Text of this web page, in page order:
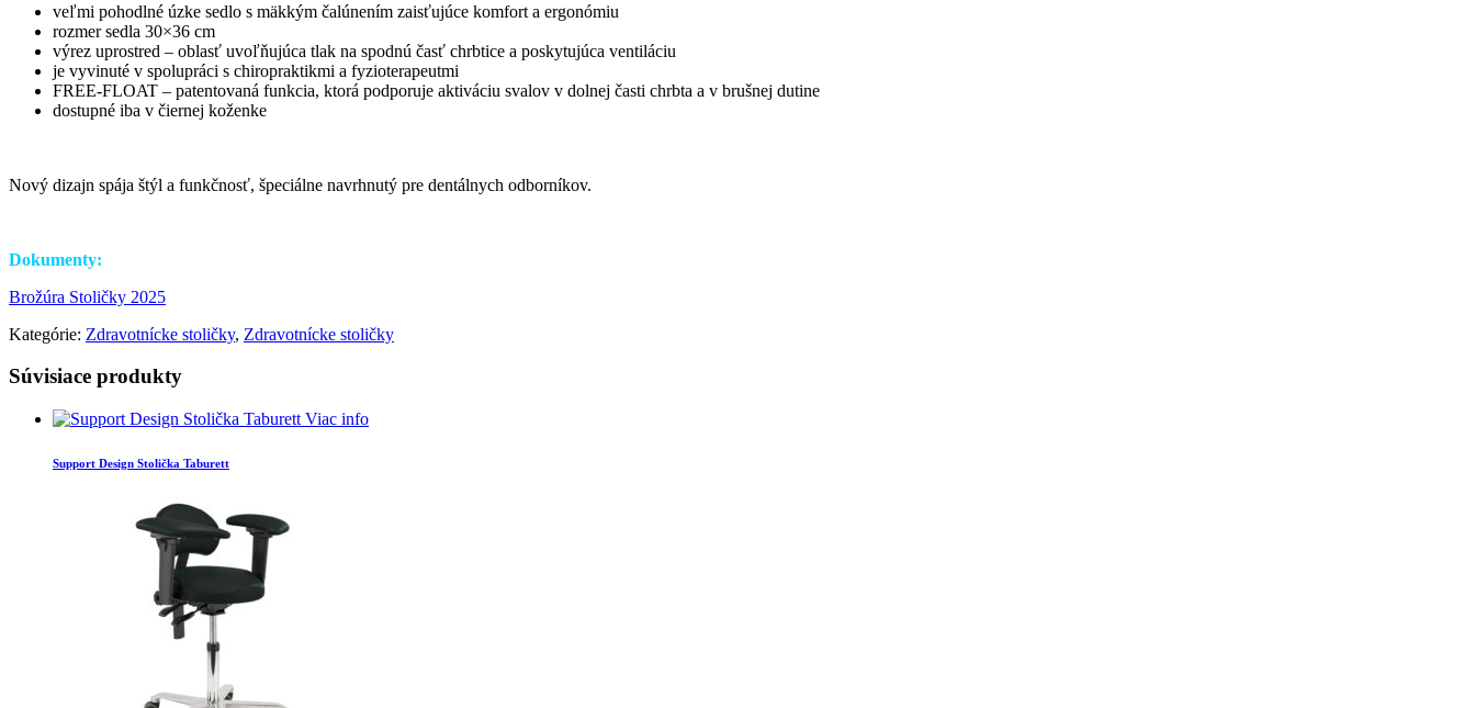
veľmi pohodlné úzke sedlo s mäkkým čalúnením zaisťujúce komfort a ergonómiu
rozmer sedla 30×36 cm
výrez uprostred – oblasť uvoľňujúca tlak na spodnú časť chrbtice a poskytujúca ventiláciu
je vyvinuté v spolupráci s chiropraktikmi a fyzioterapeutmi
FREE-FLOAT – patentovaná funkcia, ktorá podporuje aktiváciu svalov v dolnej časti chrbta a v brušnej dutine
dostupné iba v čiernej koženke
Nový dizajn spája štýl a funkčnosť, špeciálne navrhnutý pre dentálnych odborníkov.
Dokumenty:
Brožúra Stoličky 2025
Kategórie: Zdravotnícke stoličky, Zdravotnícke stoličky
Súvisiace produkty
Viac info
Support Design Stolička Taburett